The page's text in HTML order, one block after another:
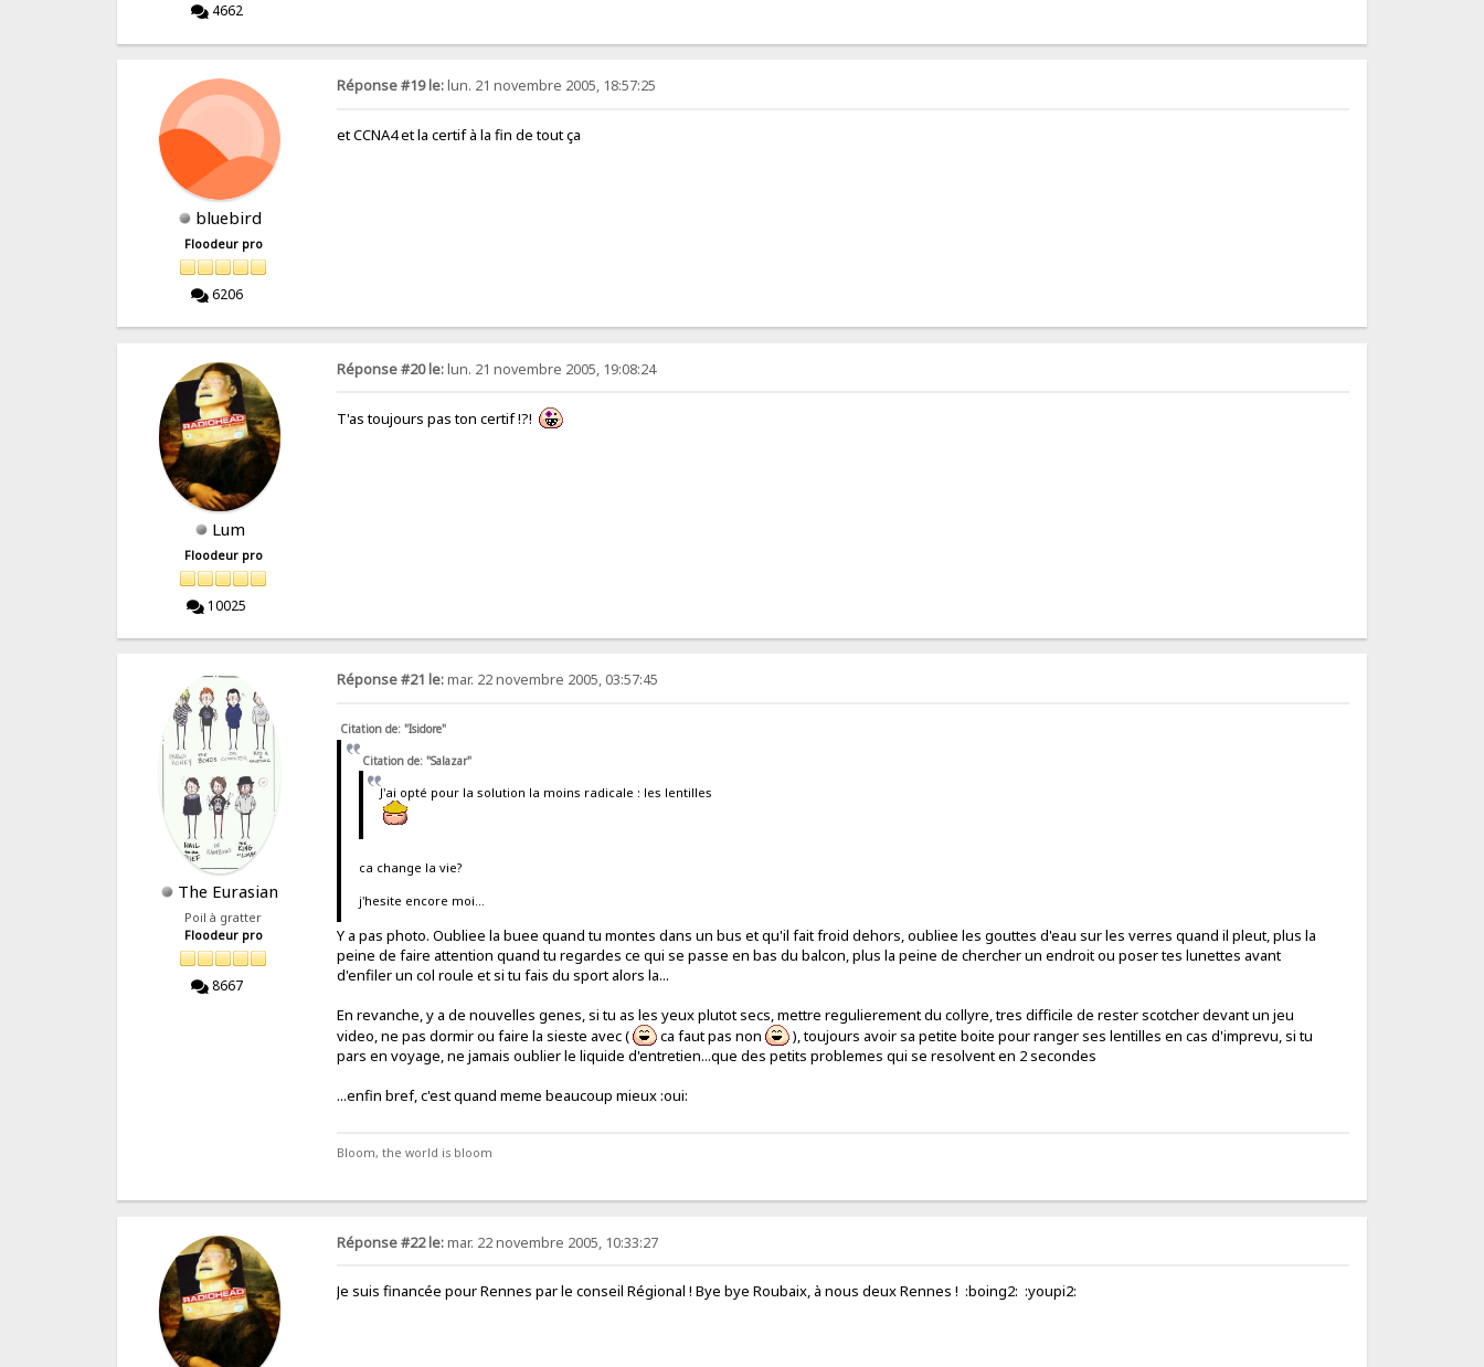
4662
bluebird
Floodeur pro
6206
Réponse #19 le:lun. 21 novembre 2005, 18:57:25
et CCNA4 et la certif à la fin de tout ça
Lum
Floodeur pro
10025
Réponse #20 le:lun. 21 novembre 2005, 19:08:24
T'as toujours pas ton certif !?!
The Eurasian
Poil à gratter
Floodeur pro
8667
Réponse #21 le:mar. 22 novembre 2005, 03:57:45
Citation de: "Isidore"
Citation de: "Salazar"
J'ai opté pour la solution la moins radicale : les lentilles
ca change la vie?
j'hesite encore moi...
Y a pas photo. Oubliee la buee quand tu montes dans un bus et qu'il fait froid dehors, oubliee les gouttes d'eau sur les verres quand il pleut, plus la
peine de faire attention quand tu regardes ce qui se passe en bas du balcon, plus la peine de chercher un endroit ou poser tes lunettes avant
d'enfiler un col roule et si tu fais du sport alors la...
En revanche, y a de nouvelles genes, si tu as les yeux plutot secs, mettre regulierement du collyre, tres difficile de rester scotcher devant un jeu
video, ne pas dormir ou faire la sieste avec (
ca faut pas non
), toujours avoir sa petite boite pour ranger ses lentilles en cas d'imprevu, si tu
pars en voyage, ne jamais oublier le liquide d'entretien...que des petits problemes qui se resolvent en 2 secondes
...enfin bref, c'est quand meme beaucoup mieux :oui:
Bloom, the world is bloom
Réponse #22 le:mar. 22 novembre 2005, 10:33:27
Je suis financée pour Rennes par le conseil Régional ! Bye bye Roubaix, à nous deux Rennes ! :boing2: :youpi2: